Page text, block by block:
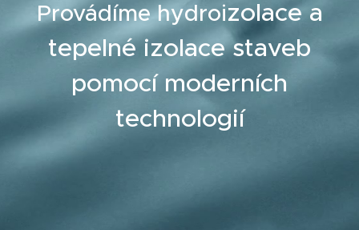
Provádíme hydroizolace a
tepelné izolace staveb
pomocí moderních
technologií